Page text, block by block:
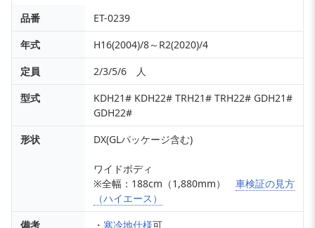
品番
ET-0239
年式
H16(2004)/8～R2(2020)/4
定員
2/3/5/6 人
型式
KDH21# KDH22# TRH21# TRH22# GDH21#
GDH22#
形状
DX(GLパッケージ含む)
ワイドボディ
※全幅：188cm（1,880mm） 車検証の見方
（ハイエース）
備考
・ 寒冷地仕様可